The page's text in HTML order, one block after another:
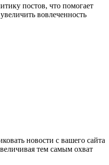
постов, что помогает
вовлеченность
новости с вашего сайта
тем самым охват